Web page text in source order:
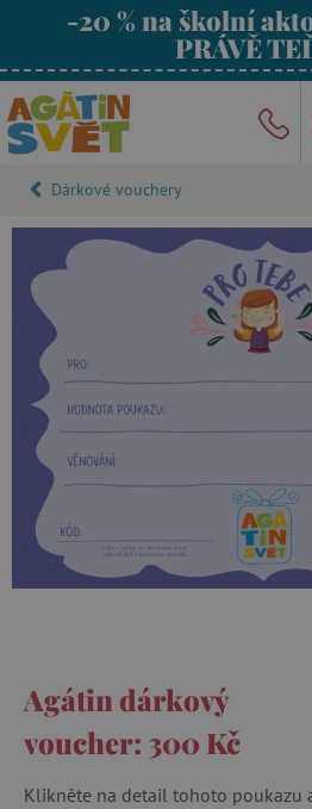
-20 % na školní
PRÁVĚ
Dárkové vouchery
Agátin dárkový
voucher: 300 Kč
Klikněte na detail tohoto poukazu